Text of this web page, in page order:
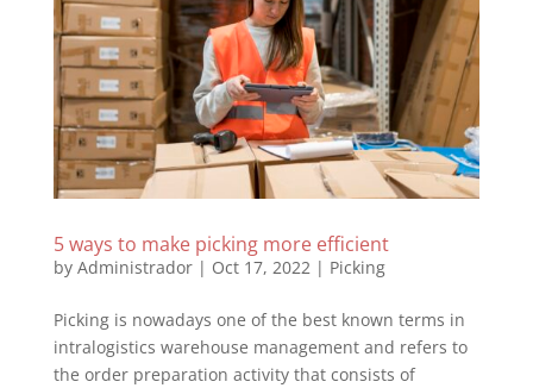
5 ways to make picking more efficient
by Administrador| Oct 17, 2022| Picking
Picking is nowadays one of the best known terms in
intralogistics warehouse management and refers to
the order preparation activity that consists of